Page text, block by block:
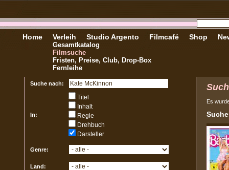
Home Verleih
Gesamtkatalog
Filmsuche
Fristen, Preise, Club, Drop-Box
Fernleihe
Studio Argento Filmcafé Shop
Suche nach:
In:
Titel
Inhalt
Regie
Drehbuch
Darsteller
Genre:
Land:
Es